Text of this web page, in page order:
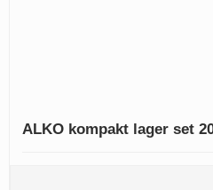
ALKO kompakt lager set